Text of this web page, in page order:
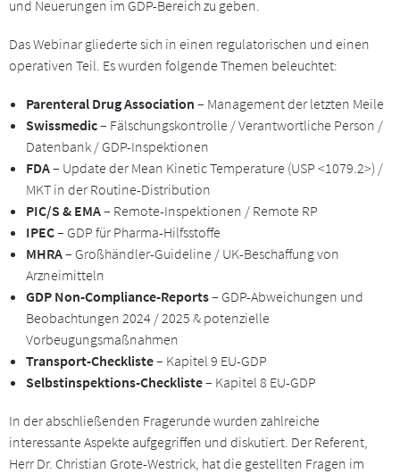
und Neuerungen im GDP-Bereich zu geben.
Das Webinar gliederte sich in einen regulatorischen und einen
operativen Teil. Es wurden folgende Themen beleuchtet:
Parenteral Drug Association – Management der letzten Meile
Swissmedic– Fälschungskontrolle / Verantwortliche Person /
Datenbank / GDP-Inspektionen
FDA– Update der Mean Kinetic Temperature (USP <1079.2>) /
MKT in der Routine-Distribution
PIC/S & EMA– Remote-Inspektionen / Remote RP
IPEC– GDP für Pharma-Hilfsstoffe
MHRA– Großhändler-Guideline / UK-Beschaffung von
Arzneimitteln
GDP Non-Compliance-Reports– GDP-Abweichungen und
Beobachtungen 2024 / 2025 & potenzielle
Vorbeugungsmaßnahmen
Transport-Checkliste– Kapitel 9 EU-GDP
Selbstinspektions-Checkliste– Kapitel 8 EU-GDP
In der abschließenden Fragerunde wurden zahlreiche
interessante Aspekte aufgegriffen und diskutiert. Der Referent,
Herr Dr. Christian Grote-Westrick, hat die gestellten Fragen im